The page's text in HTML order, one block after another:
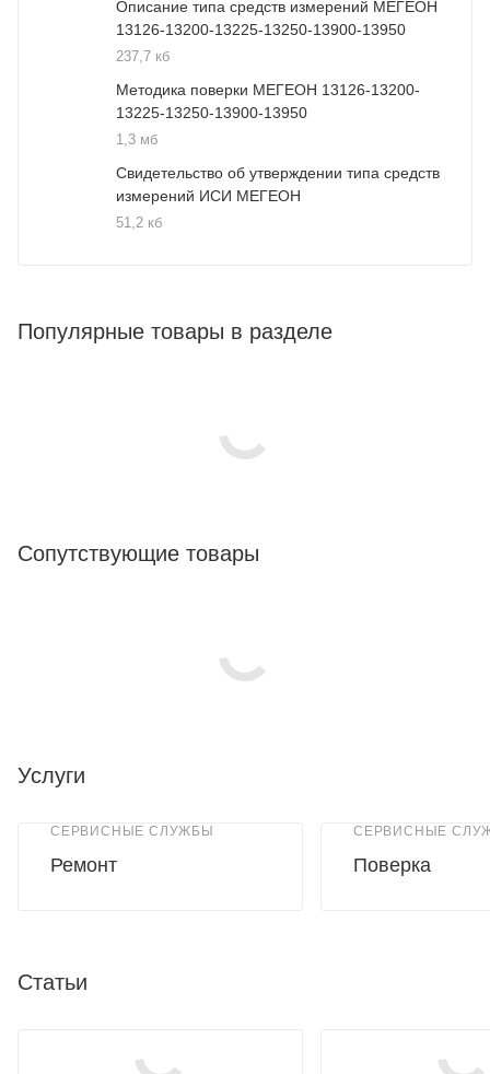
Описание типа средств измерений МЕГЕОН
13126-13200-13225-13250-13900-13950
237,7 кб
Методика поверки МЕГЕОН 13126-13200-
13225-13250-13900-13950
1,3 мб
Свидетельство об утверждении типа средств
измерений ИСИ МЕГЕОН
51,2 кб
Популярные товары в разделе
Сопутствующие товары
Услуги
СЕРВИСНЫЕ СЛУЖБЫ
Ремонт
СЕРВИСНЫЕ
Поверка
Статьи